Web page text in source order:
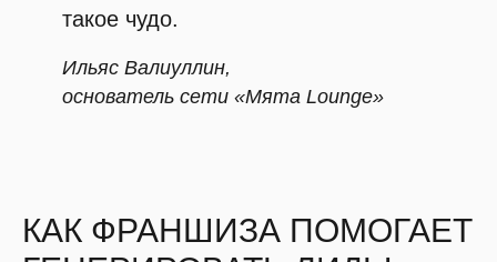
такое чудо.
Ильяс Валиуллин,
основатель сети «Мята Lounge»
КАК ФРАНШИЗА ПОМОГАЕТ